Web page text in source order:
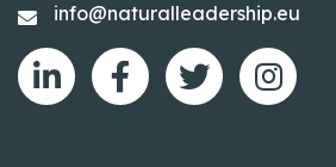
info@naturalleadership.eu